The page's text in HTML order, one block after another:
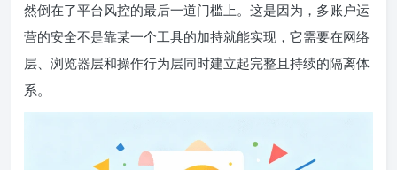
然倒在了平台风控的最后一道门槛上。这是因为，多账户运
营的安全不是靠某一个工具的加持就能实现，它需要在网络
层、浏览器层和操作行为层同时建立起完整且持续的隔离体
系。